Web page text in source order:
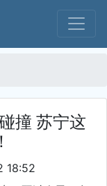
撞 苏宁这
18:52